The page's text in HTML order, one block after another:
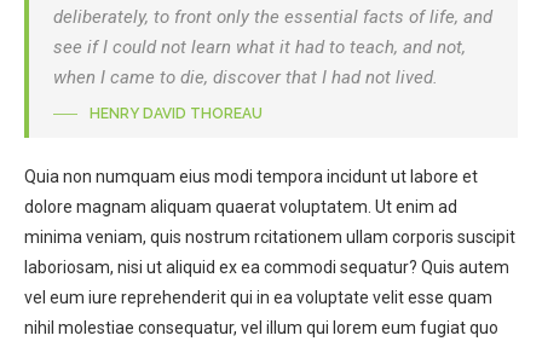
deliberately, to front only the essential facts of life, and
see if I could not learn what it had to teach, and not,
when I came to die, discover that I had not lived.
HENRY DAVID THOREAU
Quia non numquam eius modi tempora incidunt ut labore et
dolore magnam aliquam quaerat voluptatem. Ut enim ad
minima veniam, quis nostrum rcitationem ullam corporis suscipit
laboriosam, nisi ut aliquid ex ea commodi sequatur? Quis autem
vel eum iure reprehenderit qui in ea voluptate velit esse quam
nihil molestiae consequatur, vel illum qui lorem eum fugiat quo